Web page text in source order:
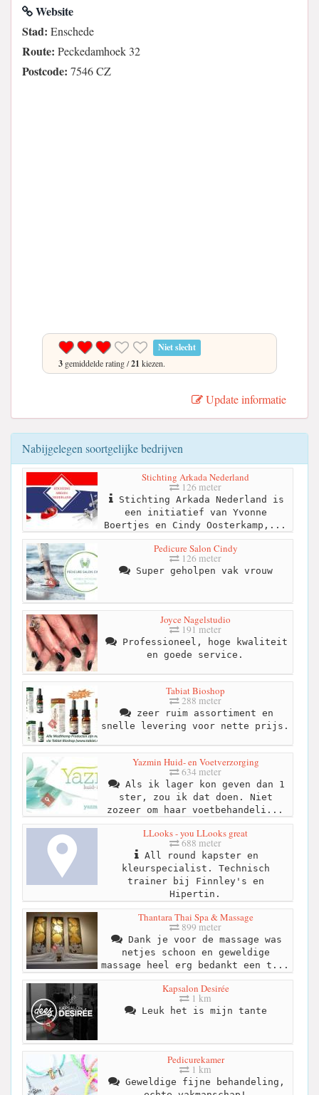
Website
Stad: Enschede
Route: Peckedamhoek 32
Postcode: 7546 CZ
Niet slecht
3 gemiddelde rating /21 kiezen.
Update informatie
Nabijgelegen soortgelijke bedrijven
Stichting Arkada Nederland
126 meter
Stichting Arkada Nederland is
een initiatief van Yvonne
Boertjes en Cindy Oosterkamp,...
Pedicure Salon Cindy
126 meter
Super geholpen vak vrouw
Joyce Nagelstudio
191 meter
Professioneel, hoge kwaliteit
en goede service.
Tabiat Bioshop
288 meter
zeer ruim assortiment en
snelle levering voor nette prijs.
Yazmin Huid- en Voetverzorging
634 meter
Als ik lager kon geven dan 1
ster, zou ik dat doen. Niet
zozeer om haar voetbehandeli...
LLooks - you LLooks great
688 meter
All round kapster en
kleurspecialist. Technisch
trainer bij Finnley's en
Hipertin.
Thantara Thai Spa & Massage
899 meter
Dank je voor de massage was
netjes schoon en geweldige
massage heel erg bedankt een t...
Kapsalon Desirée
1 km
Leuk het is mijn tante
Pedicurekamer
1 km
Geweldige fijne behandeling,